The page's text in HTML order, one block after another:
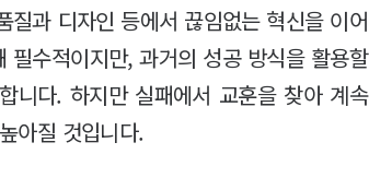
과 디자인 등에서 끊임없는 혁신을 이어
수적이지만, 과거의 성공 방식을 활용할
니다. 하지만 실패에서 교훈을 찾아 계속
아질 것입니다.